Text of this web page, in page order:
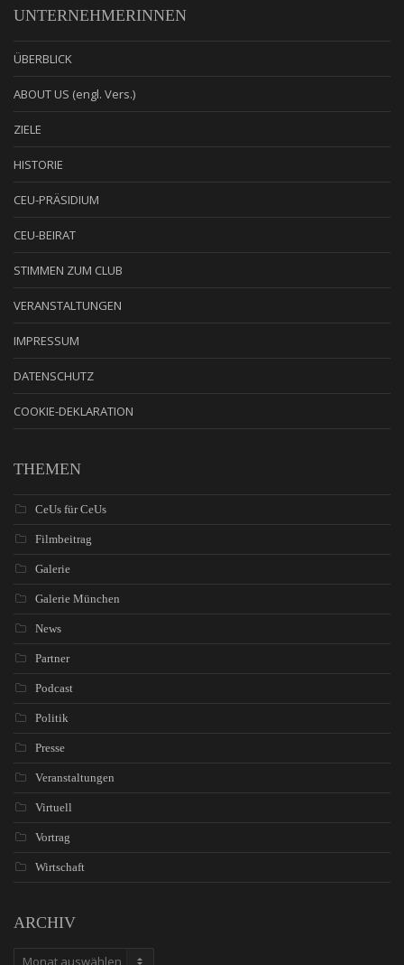
UNTERNEHMERINNEN
ÜBERBLICK
ABOUT US (engl. Vers.)
ZIELE
HISTORIE
CEU-PRÄSIDIUM
CEU-BEIRAT
STIMMEN ZUM CLUB
VERANSTALTUNGEN
IMPRESSUM
DATENSCHUTZ
COOKIE-DEKLARATION
THEMEN
CeUs für CeUs
Filmbeitrag
Galerie
Galerie München
News
Partner
Podcast
Politik
Presse
Veranstaltungen
Virtuell
Vortrag
Wirtschaft
ARCHIV
ARCHIV